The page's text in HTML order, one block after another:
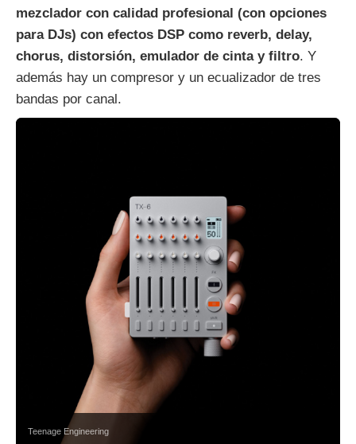
mezclador con calidad profesional (con opciones
para DJs) con efectos DSP como reverb, delay,
chorus, distorsión, emulador de cinta y filtro. Y
además hay un compresor y un ecualizador de tres
bandas por canal.
Teenage Engineering